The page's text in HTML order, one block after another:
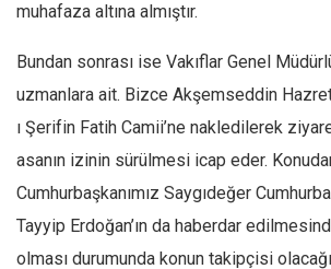
muhafaza altına almıştır.
Bundan sonrası ise Vakıflar Genel
uzmanlara ait. Bizce Akşemseddin
ı Şerifin Fatih Camii’ne nakledilerek
asanın izinin sürülmesi icap eder.
Cumhurbaşkanımız Saygıdeğer
Tayyip Erdoğan’ın da haberdar
olması durumunda konun takipçisi